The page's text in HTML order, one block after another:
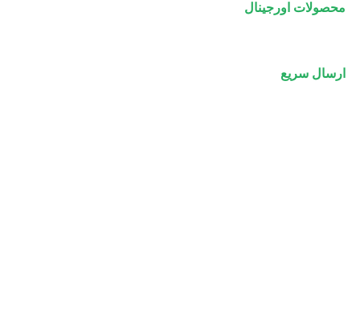
محصولات اورجینال
ارسال سریع